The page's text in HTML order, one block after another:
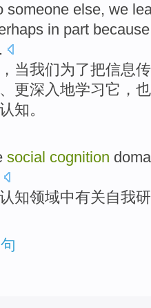
someone else, we
in part because
.
， 当我们为了把信息
、 更深入地学习 它 ，
认知。
social cognition
认知领域中有关自我